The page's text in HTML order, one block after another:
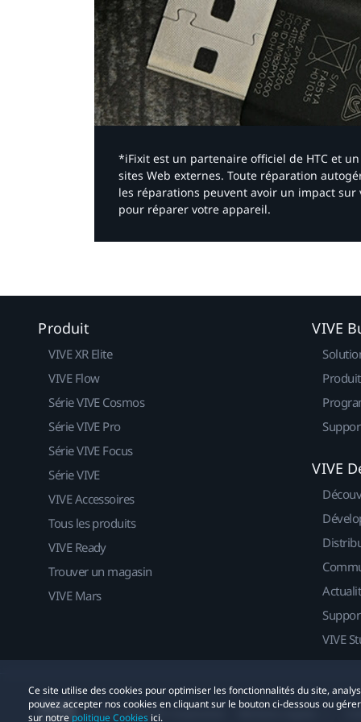
*iFixit est un partenaire officiel de HTC et
sites Web externes. Toute réparation
les réparations peuvent avoir un impact
pour réparer votre appareil.​
Ce site utilise des cookies pour optimiser les fonctionnalités du site,
pouvez accepter nos cookies en cliquant sur le bouton ci-dessous ou
sur notre politique Cookies ici.
Produit
VIVE XR Elite
VIVE Flow
Série VIVE Cosmos
Série VIVE Pro
Série VIVE Focus
Série VIVE
VIVE Accessoires
Tous les produits
VIVE Ready
Trouver un magasin
VIVE Mars
VIVE
VIVE
VIVE
© 2011-2026 HTC Corporation